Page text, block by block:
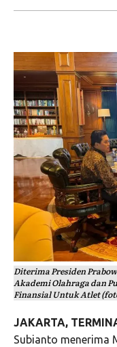
Diterima Presiden
Akademi Olahraga dan
Finansial Untuk Atlet
JAKARTA,
Subianto menerima